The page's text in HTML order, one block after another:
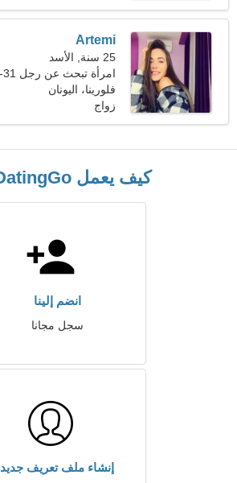
Artemi
25 سنة, الأسد
امرأة تبحث عن رجل 31-34
فلورينا، اليونان
زواج
كيف يعمل GrcDatingGo
انضم إلينا
سجل مجانا
إنشاء ملف تعريف جديد